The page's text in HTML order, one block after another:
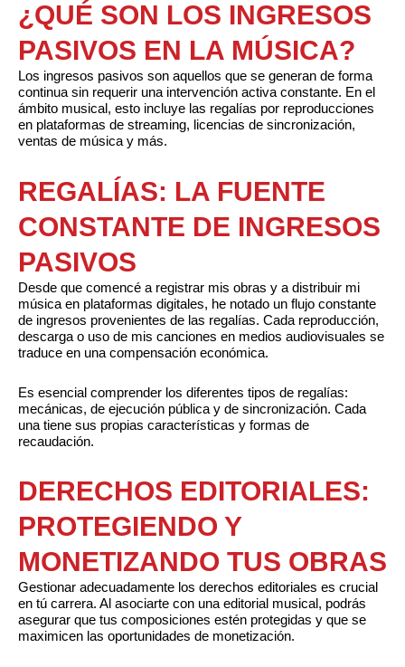
¿QUÉ SON LOS INGRESOS
PASIVOS EN LA MÚSICA?
Los ingresos pasivos son aquellos que se generan de forma
continua sin requerir una intervención activa constante. En el
ámbito musical, esto incluye las regalías por reproducciones
en plataformas de streaming, licencias de sincronización,
ventas de música y más.
REGALÍAS: LA FUENTE
CONSTANTE DE INGRESOS
PASIVOS
Desde que comencé a registrar mis obras y a distribuir mi
música en plataformas digitales, he notado un flujo constante
de ingresos provenientes de las regalías. Cada reproducción,
descarga o uso de mis canciones en medios audiovisuales se
traduce en una compensación económica.
Es esencial comprender los diferentes tipos de regalías:
mecánicas, de ejecución pública y de sincronización. Cada
una tiene sus propias características y formas de
recaudación.
DERECHOS EDITORIALES:
PROTEGIENDO Y
MONETIZANDO TUS OBRAS
Gestionar adecuadamente los derechos editoriales es crucial
en tú carrera. Al asociarte con una editorial musical, podrás
asegurar que tus composiciones estén protegidas y que se
maximicen las oportunidades de monetización.